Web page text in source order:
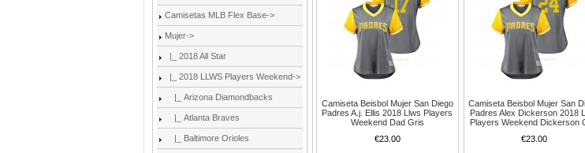
Camisetas MLB Flex Base->
Mujer->
|_ 2018 All Star
|_ 2018 LLWS Players Weekend->
|_ Arizona Diamondbacks
|_ Atlanta Braves
|_ Baltimore Orioles
Camiseta Beisbol Mujer San Diego
Padres A.j. Ellis 2018 Llws Players
Weekend Dad Gris
€23.00
Camiseta Beisbol Mujer San
Padres Alex Dickerson 2018
Players Weekend Dickerson
€23.00